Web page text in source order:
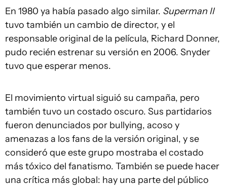
En 1980 ya había pasado algo similar. Superman II
tuvo también un cambio de director, y el
responsable original de la película, Richard Donner,
pudo recién estrenar su versión en 2006. Snyder
tuvo que esperar menos.
El movimiento virtual siguió su campaña, pero
también tuvo un costado oscuro. Sus partidarios
fueron denunciados por bullying, acoso y
amenazas a los fans de la versión original, y se
consideró que este grupo mostraba el costado
más tóxico del fanatismo. También se puede hacer
una crítica más global: hay una parte del público